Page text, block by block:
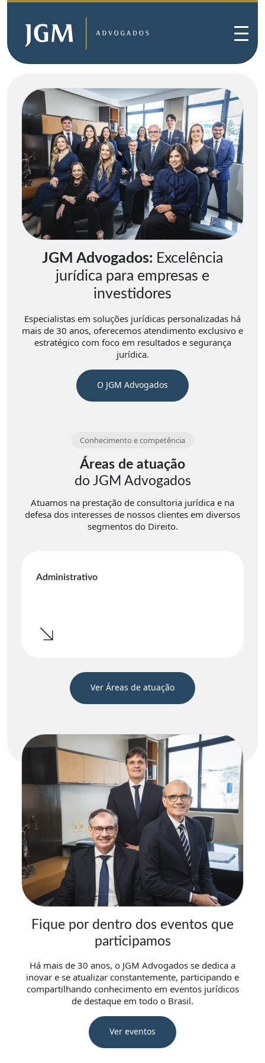
JGM Advogados: Excelência
jurídica para empresas e
investidores
Especialistas em soluções jurídicas personalizadas há
mais de 30 anos, oferecemos atendimento exclusivo e
estratégico com foco em resultados e segurança
jurídica.
O JGM Advogados
Conhecimento e competência
Áreas de atuação
do JGM Advogados
Atuamos na prestação de consultoria jurídica e na
defesa dos interesses de nossos clientes em diversos
segmentos do Direito.
Administrativo
Ver Áreas de atuação
Fique por dentro dos eventos que
participamos
Há mais de 30 anos, o JGM Advogados se dedica a
inovar e se atualizar constantemente, participando e
compartilhando conhecimento em eventos jurídicos
de destaque em todo o Brasil.
Ver eventos